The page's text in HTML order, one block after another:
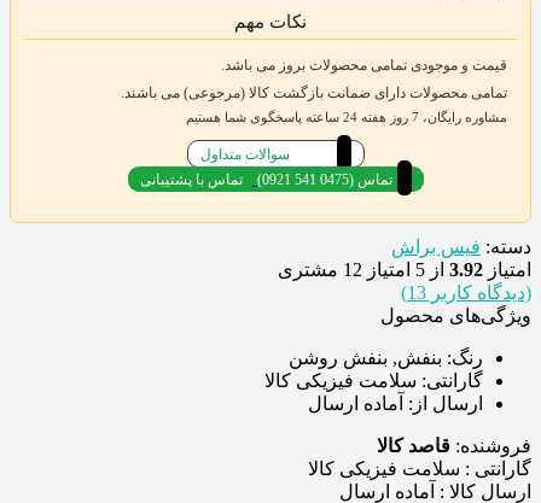
نکات مهم
قیمت و موجودی تمامی محصولات بروز می باشد.
تمامی محصولات دارای ضمانت بازگشت کالا (مرجوعی) می باشند.
مشاوره رایگان، 7 روز هفته 24 ساعته پاسخگوی شما هستیم
سوالات متداول
(0921 541 0475) تماس
تماس با پشتیبانی
دسته: فیس براش
امتیاز 3.92 از 5 امتیاز 12 مشتری
(دیدگاه کاربر 13
)
ویژگی‌های محصول
رنگ: بنفش, بنفش روشن
گارانتی: سلامت فیزیکی کالا
ارسال از: آماده ارسال
فروشنده: قاصد کالا
گارانتی : سلامت فیزیکی کالا
ارسال کالا : آماده ارسال